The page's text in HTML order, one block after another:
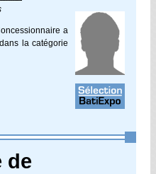
a
la catégorie
de